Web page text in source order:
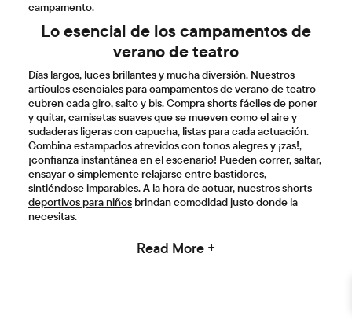
Lo esencial de los campamentos de
verano de teatro
Días largos, luces brillantes y mucha diversión. Nuestros
artículos esenciales para campamentos de verano de teatro
cubren cada giro, salto y bis. Compra shorts fáciles de poner
y quitar, camisetas suaves que se mueven como el aire y
sudaderas ligeras con capucha, listas para cada actuación.
Combina estampados atrevidos con tonos alegres y ¡zas!,
¡confianza instantánea en el escenario! Pueden correr, saltar,
ensayar o simplemente relajarse entre bastidores,
sintiéndose imparables. A la hora de actuar, nuestros
deportivos para niñosbrindan comodidad justo donde la
necesitas.